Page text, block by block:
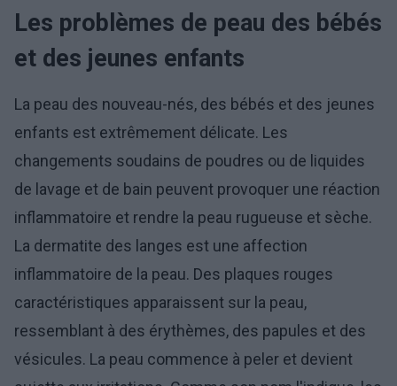
Les problèmes de peau des bébés
et des jeunes enfants
La peau des nouveau-nés, des bébés et des jeunes
enfants est extrêmement délicate. Les
changements soudains de poudres ou de liquides
de lavage et de bain peuvent provoquer une réaction
inflammatoire et rendre la peau rugueuse et sèche.
La dermatite des langes est une affection
inflammatoire de la peau. Des plaques rouges
caractéristiques apparaissent sur la peau,
ressemblant à des érythèmes, des papules et des
vésicules. La peau commence à peler et devient